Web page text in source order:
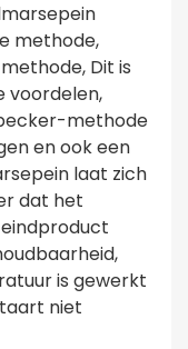
methode,
Dit is
voordelen,
methode
en ook een
laat zich
dat het
is gewerkt
niet